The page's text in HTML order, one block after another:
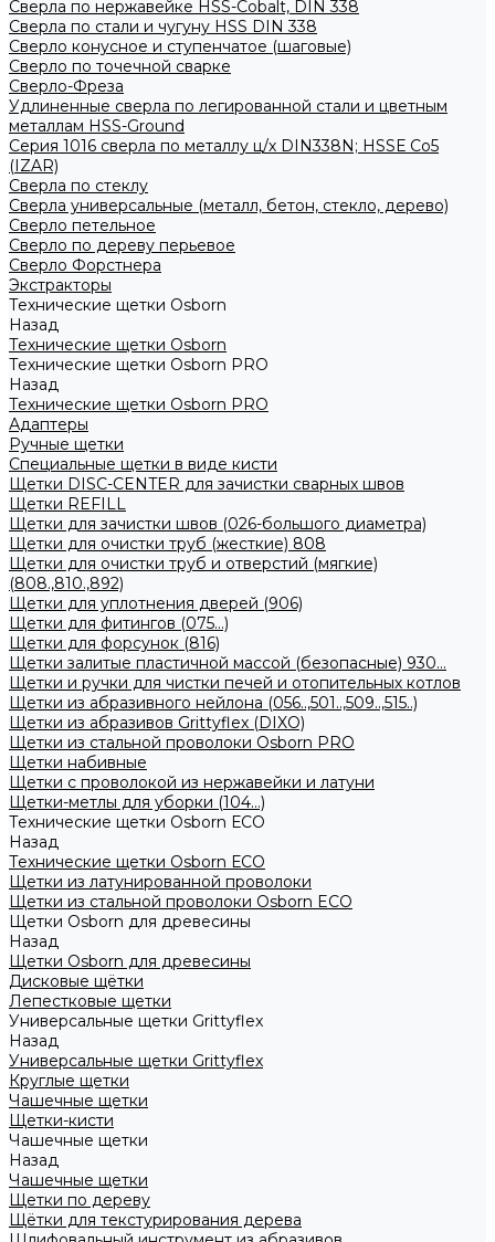
Сверла по нержавейке HSS-Cobalt, DIN 338
Сверла по стали и чугуну HSS DIN 338
Сверло конусное и ступенчатое (шаговые)
Сверло по точечной сварке
Сверло-Фреза
Удлиненные сверла по легированной стали и цветным
металлам HSS-Ground
Серия 1016 сверла по металлу ц/х DIN338N; HSSЕ Со5
(IZAR)
Сверла по стеклу
Сверла универсальные (металл, бетон, стекло, дерево)
Сверло петельное
Сверло по дереву перьевое
Сверло Форстнера
Экстракторы
Технические щетки Osborn
Назад
Технические щетки Osborn
Технические щетки Osborn PRO
Назад
Технические щетки Osborn PRO
Адаптеры
Ручные щетки
Специальные щетки в виде кисти
Щетки DISC-CENTER для зачистки сварных швов
Щетки REFILL
Щетки для зачистки швов (026-большого диаметра)
Щетки для очистки труб (жесткие) 808
Щетки для очистки труб и отверстий (мягкие)
(808.,810.,892)
Щетки для уплотнения дверей (906)
Щетки для фитингов (075...)
Щетки для форсунок (816)
Щетки залитые пластичной массой (безопасные) 930...
Щетки и ручки для чистки печей и отопительных котлов
Щетки из абразивного нейлона (056..,501..,509..,515..)
Щетки из абразивов Grittyflex (DIXO)
Щетки из стальной проволоки Osborn PRO
Щетки набивные
Щетки с проволокой из нержавейки и латуни
Щетки-метлы для уборки (104...)
Технические щетки Osborn ЕСО
Назад
Технические щетки Osborn ЕСО
Щетки из латунированной проволоки
Щетки из стальной проволоки Osborn ECO
Щетки Osborn для древесины
Назад
Щетки Osborn для древесины
Дисковые щётки
Лепестковые щетки
Универсальные щетки Grittyflex
Назад
Универсальные щетки Grittyflex
Круглые щетки
Чашечные щетки
Щетки-кисти
Чашечные щетки
Назад
Чашечные щетки
Щетки по дереву
Щётки для текстурирования дерева